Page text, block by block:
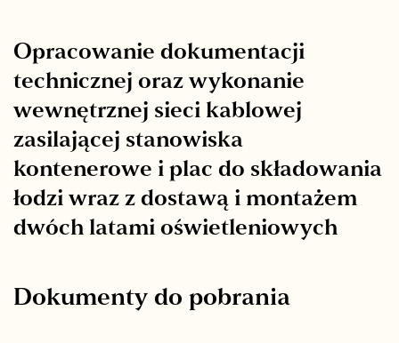
Opracowanie dokumentacji
technicznej oraz wykonanie
wewnętrznej sieci kablowej
zasilającej stanowiska
kontenerowe i plac do składowania
łodzi wraz z dostawą i montażem
dwóch latami oświetleniowych
Dokumenty do pobrania